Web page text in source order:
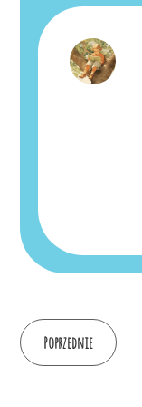
Continue
Poprzednie